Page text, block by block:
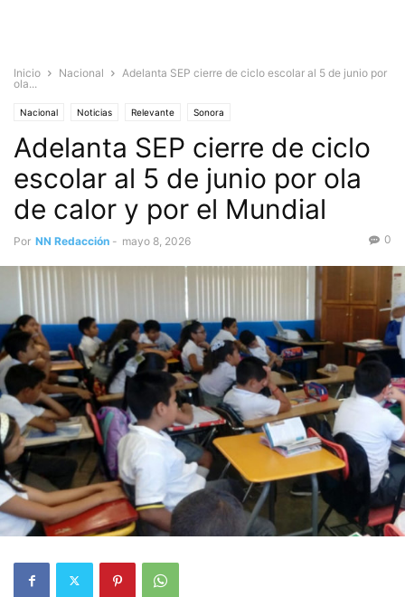
Inicio Nacional
Adelanta SEP cierre de ciclo escolar al 5 de junio por
ola...
Nacional Noticias Relevante Sonora
Adelanta SEP cierre de ciclo
escolar al 5 de junio por ola
de calor y por el Mundial
Por NN Redacción - mayo 8, 2026 0